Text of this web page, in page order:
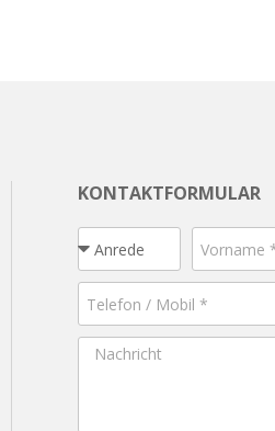
KONTAKTFORMULAR